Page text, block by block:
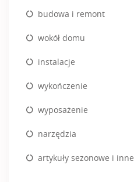
budowa i remont
wokół domu
instalacje
wykończenie
wyposażenie
narzędzia
artykuły sezonowe i inne